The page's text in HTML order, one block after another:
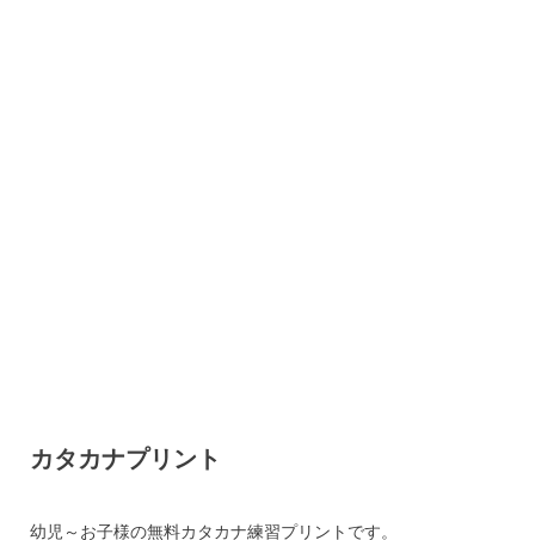
カタカナプリント
幼児～お子様の無料カタカナ練習プリントです。